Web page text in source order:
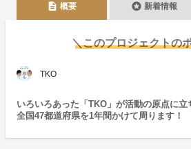
description 概要 stars 新着情報
＼このプロジェクトの
TKO
いろいろあった「TKO」が活動の原点に
全国47都道府県を1年間かけて周ります！